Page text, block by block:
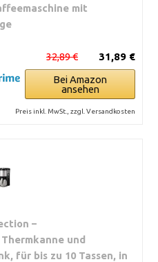
mit
31,89 €
32,89 €
Bei Amazon
ansehen
Preis inkl. MwSt., zzgl. Versandkosten
–
und
für bis zu 10 Tassen, in